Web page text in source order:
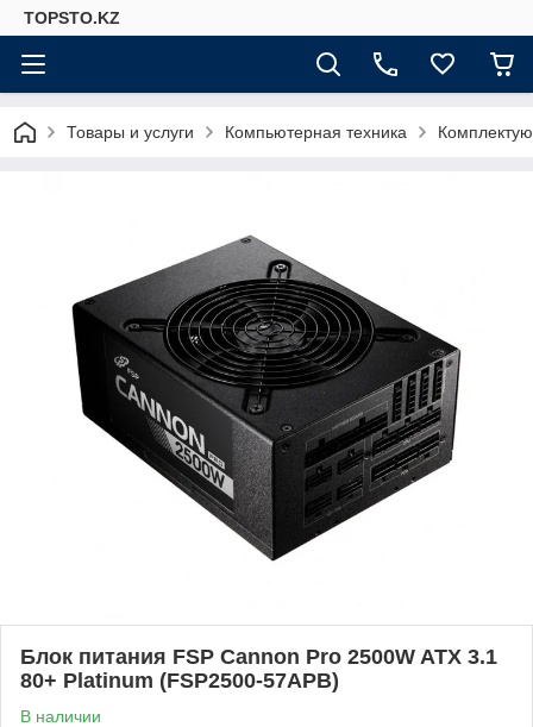
TOPSTO.KZ
Товары и услуги Компьютерная техника
Блок питания FSP Cannon Pro 2500W ATX 3.1
80+ Platinum (FSP2500-57APB)
В наличии